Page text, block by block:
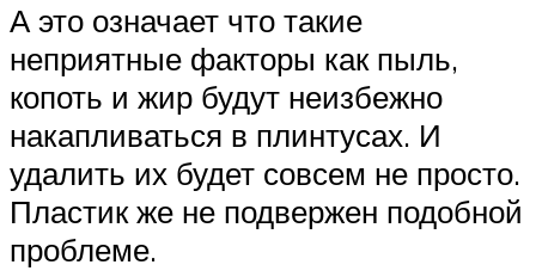
А это означает что такие
неприятные факторы как пыль,
копоть и жир будут неизбежно
накапливаться в плинтусах. И
удалить их будет совсем не просто.
Пластик же не подвержен подобной
проблеме.